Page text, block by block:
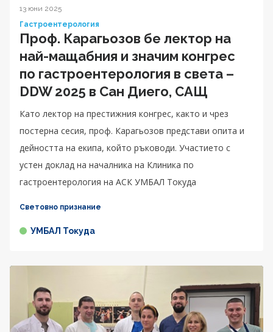
13 юни 2025
Гастроентерология
Проф. Карагьозов бе лектор на
най-мащабния и значим конгрес
по гастроентерология в света –
DDW 2025 в Сан Диего, САЩ
Като лектор на престижния конгрес, както и чрез
постерна сесия, проф. Карагьозов представи опита и
дейността на екипа, който ръководи. Участието с
устен доклад на началника на Клиника по
гастроентерология на АСК УМБАЛ Токуда
Световно признание
УМБАЛ Токуда